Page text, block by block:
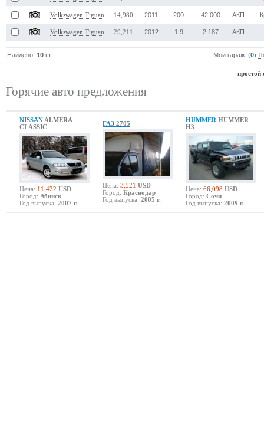
Volkswagen Tiguan 14,980 2011 200 42,000 АКП
Volkswagen Tiguan 29,211 2012 1.9 2,187 АКП
Найдено:10 шт. Мой гараж: (0)
простой
Горячие авто предложения
NISSAN ALMERA
CLASSIC
Цена: 11,422 USD
Город: Абинск
Год выпуска: 2007 г.
ГАЗ 2705
Цена: 3,521 USD
Город: Краснодар
Год выпуска: 2005 г.
HUMMER HUMMER
H3
Цена: 66,098 USD
Город: Сочи
Год выпуска: 2009 г.